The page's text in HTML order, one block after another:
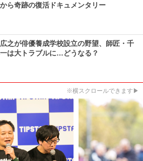
ら奇跡の復活ドキュメンタリー
之が俳優養成学校設立の野望、師匠・千
は大トラブルに…どうなる？
※横スクロールできます▶